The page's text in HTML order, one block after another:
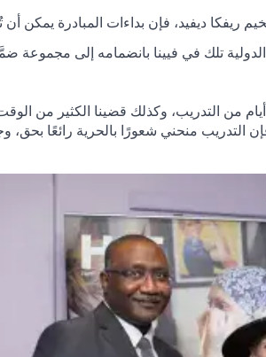
ديفيد، فإن بداءات المبادرة يمكن
الدولية تلك في فيينا بانضمامه إلى مجموعة
من التدريب، وكذلك قضينا الكثير من
التدريب منحني شعورًا بالحرية رائعًا بحق،